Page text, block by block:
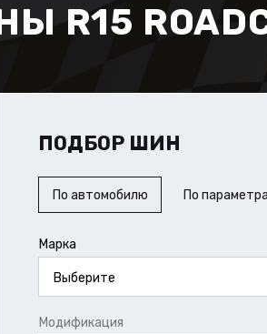
R15
ПОДБОР ШИН
По автомобилю По
Марка
Выберите
Модификация